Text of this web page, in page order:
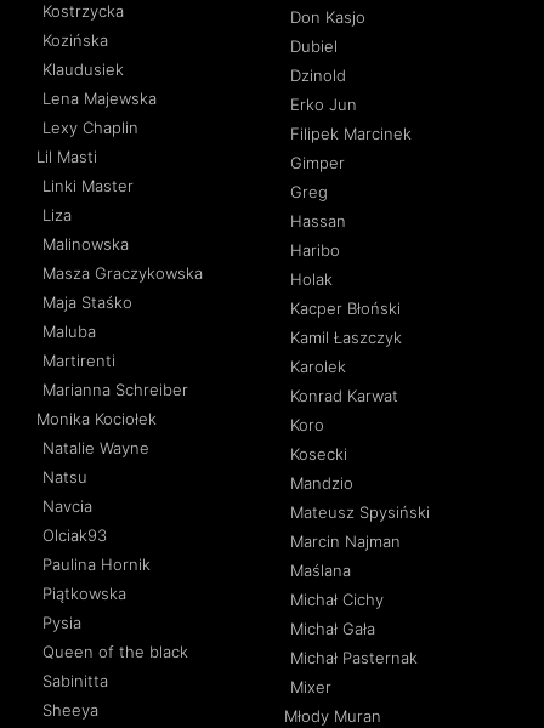
Kostrzycka
Kozińska
Klaudusiek
Lena Majewska
Lexy Chaplin
Lil Masti
Linki Master
Liza
Malinowska
Masza Graczykowska
Maja Staśko
Maluba
Martirenti
Marianna Schreiber
Monika Kociołek
Natalie Wayne
Natsu
Navcia
Olciak93
Paulina Hornik
Piątkowska
Pysia
Queen of the black
Sabinitta
Sheeya
Don Kasjo
Dubiel
Dzinold
Erko Jun
Filipek Marcinek
Gimper
Greg
Hassan
Haribo
Holak
Kacper Błoński
Kamil Łaszczyk
Karolek
Konrad Karwat
Koro
Kosecki
Mandzio
Mateusz Spysiński
Marcin Najman
Maślana
Michał Cichy
Michał Gała
Michał Pasternak
Mixer
Młody Muran